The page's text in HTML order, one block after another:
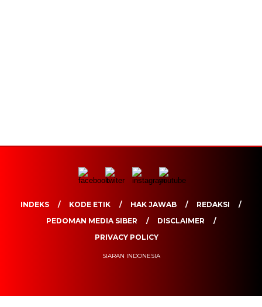
INDEKS KODE ETIK HAK JAWAB
REDAKSI
PEDOMAN MEDIA SIBER
DISCLAIMER
PRIVACY POLICY
SIARAN INDONESIA